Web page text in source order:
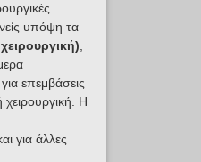
υπόψη τα
επεμβάσεις
χειρουργική. Η
για άλλες